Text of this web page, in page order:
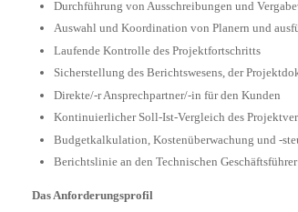
Durchführung von Ausschreibungen und
Auswahl und Koordination von Planern und
Laufende Kontrolle des Projektfortschritts
Sicherstellung des Berichtswesens, der
Direkte/-r Ansprechpartner/-in für den Kunden
Kontinuierlicher Soll-Ist-Vergleich des
Budgetkalkulation, Kostenüberwachung und -
Berichtslinie an den Technischen Geschäftsführer
Das Anforderungsprofil